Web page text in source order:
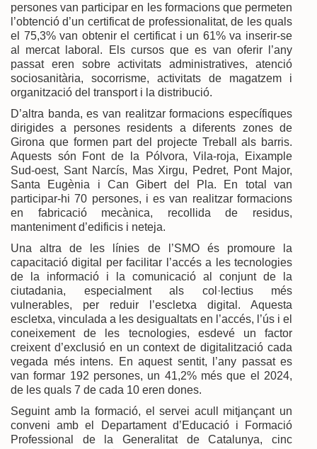
persones van participar en les formacions que permeten
l’obtenció d’un certificat de professionalitat, de les quals
el 75,3% van obtenir el certificat i un 61% va inserir-se
al mercat laboral. Els cursos que es van oferir l’any
passat eren sobre activitats administratives, atenció
sociosanitària, socorrisme, activitats de magatzem i
organització del transport i la distribució.
D’altra banda, es van realitzar formacions específiques
dirigides a persones residents a diferents zones de
Girona que formen part del projecte Treball als barris.
Aquests són Font de la Pólvora, Vila-roja, Eixample
Sud-oest, Sant Narcís, Mas Xirgu, Pedret, Pont Major,
Santa Eugènia i Can Gibert del Pla. En total van
participar-hi 70 persones, i es van realitzar formacions
en fabricació mecànica, recollida de residus,
manteniment d’edificis i neteja.
Una altra de les línies de l’SMO és promoure la
capacitació digital per facilitar l’accés a les tecnologies
de la informació i la comunicació al conjunt de la
ciutadania, especialment als col·lectius més
vulnerables, per reduir l’escletxa digital. Aquesta
escletxa, vinculada a les desigualtats en l’accés, l’ús i el
coneixement de les tecnologies, esdevé un factor
creixent d’exclusió en un context de digitalització cada
vegada més intens. En aquest sentit, l’any passat es
van formar 192 persones, un 41,2% més que el 2024,
de les quals 7 de cada 10 eren dones.
Seguint amb la formació, el servei acull mitjançant un
conveni amb el Departament d’Educació i Formació
Professional de la Generalitat de Catalunya, cinc